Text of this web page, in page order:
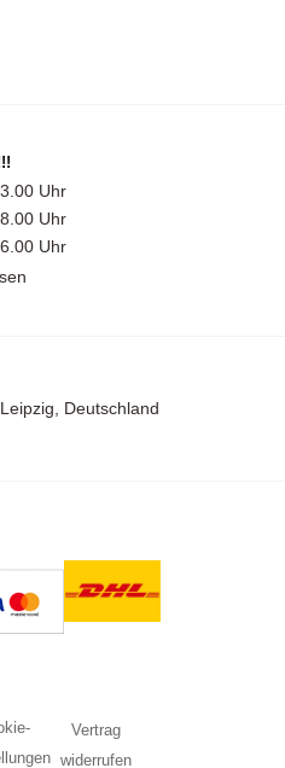
Uhr
Uhr
Uhr
Deutschland
Vertrag
widerrufen